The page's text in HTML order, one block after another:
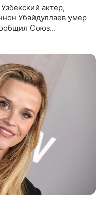
актер,
Убайдуллаев умер
Союз